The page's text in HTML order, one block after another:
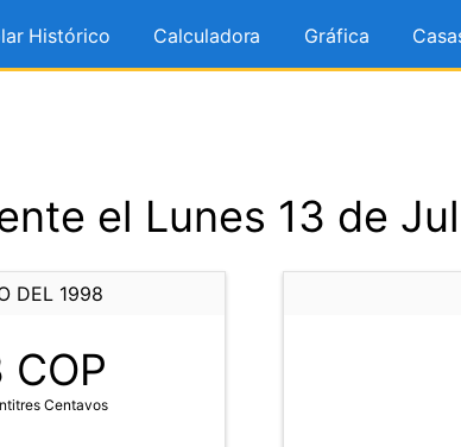
Histórico Calculadora Gráfica
el Lunes 13 de
DEL 1998
COP
Centavos